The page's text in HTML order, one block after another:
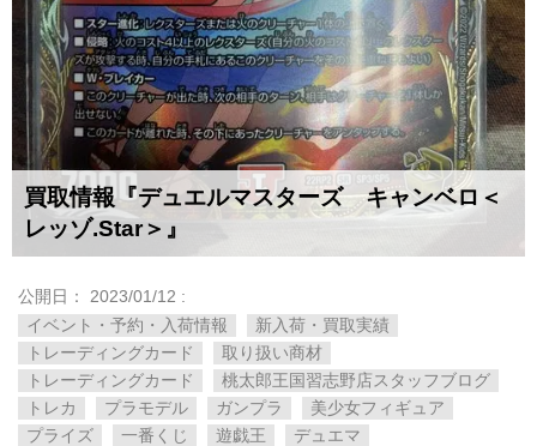
買取情報『デュエルマスターズ キャンベロ＜
レッゾ.Star＞』
公開日： 2023/01/12 :
イベント・予約・入荷情報
新入荷・買取実績
トレーディングカード
取り扱い商材
トレーディングカード
桃太郎王国習志野店スタッフブログ
トレカ
プラモデル ガンプラ
美少女フィギュア
プライズ
一番くじ 遊戯王
デュエマ